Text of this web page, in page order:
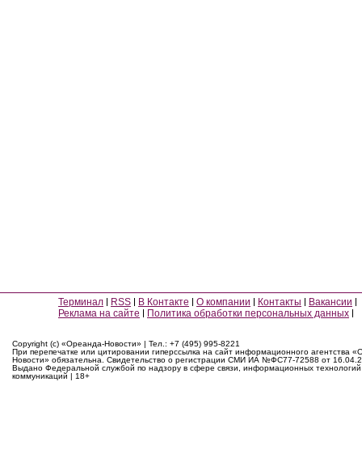
Терминал RSS В Контакте О компании Контакты
Вакансии
Реклама на сайте
Политика обработки персональных данных
Copyright (c) «Ореанда-Новости» | Тел.: +7 (495) 995-8221
При перепечатке или цитировании гиперссылка на сайт информационного агентства
Новости» обязательна. Свидетельство о регистрации СМИ ИА №ФС77-72588 от
Выдано Федеральной службой по надзору в сфере связи, информационных
коммуникаций | 18+